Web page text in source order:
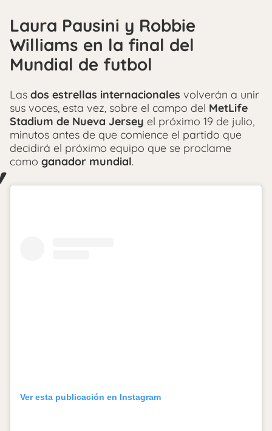
Laura Pausini y Robbie
Williams en la final del
Mundial de futbol
Las dos estrellas internacionales volverán a unir
sus voces, esta vez, sobre el campo del MetLife
Stadium de Nueva Jersey el próximo 19 de julio,
minutos antes de que comience el partido que
decidirá el próximo equipo que se proclame
como ganador mundial.
Ver esta publicación en Instagram